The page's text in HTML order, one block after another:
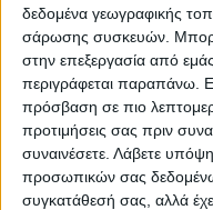
δεδομένα γεωγραφικής
σάρωσης συσκευών.
στην επεξεργασία από
περιγράφεται παραπάνω.
πρόσβαση σε πιο
προτιμήσεις σας πριν
συναινέσετε. Λάβετε υπόψη
προσωπικών σας
συγκατάθεσή σας, αλλά
Στις επιδόσεις
παραλείψουμε
φιλοξενούμενων
αντιαθλητικά
αυτών να
νοσοκομείο στο